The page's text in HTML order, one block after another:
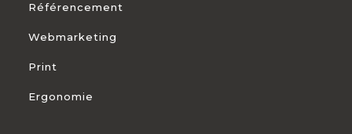
Référencement
Webmarketing
Print
Ergonomie